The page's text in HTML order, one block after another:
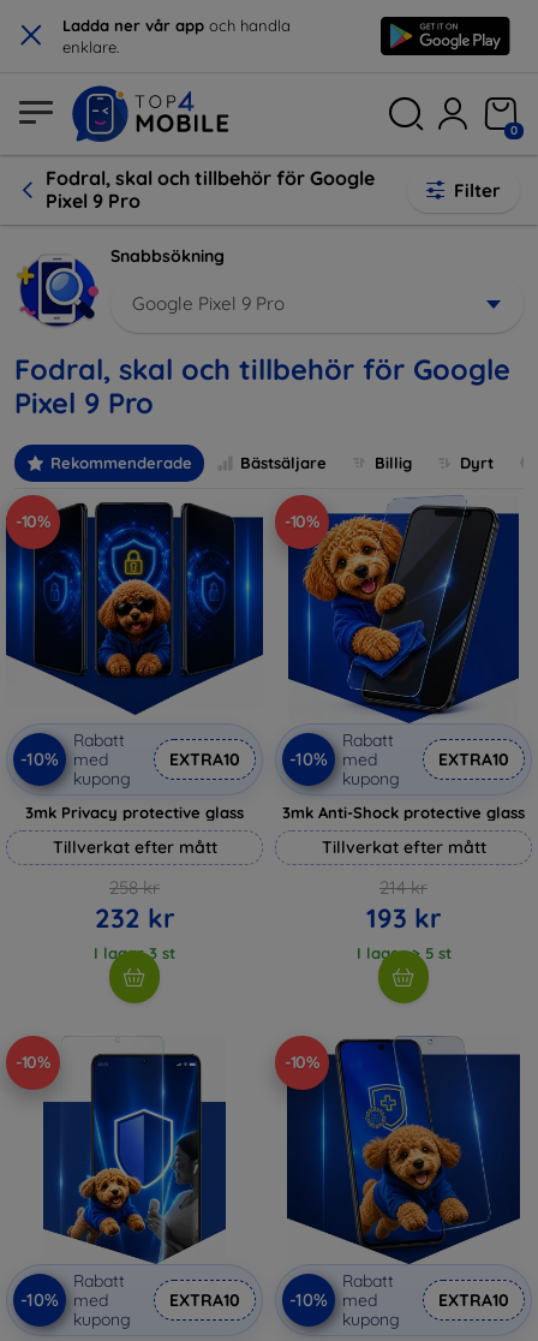
× Ladda ner vår app och handla
enklare.
0
Fodral, skal och tillbehör för Google
Pixel 9 Pro
Filter
Snabbsökning
Google Pixel 9 Pro
Fodral, skal och tillbehör för Google
Pixel 9 Pro
Rekommenderade Bästsäljare Billig Dyrt
-10%
-10%
Rabatt
med
kupong
EXTRA10
3mk Privacy protective glass
Tillverkat efter mått
258 kr
232 kr
I lager 3 st
-10%
-10%
Rabatt
med
kupong
EXTRA10
3mk Anti-Shock protective glass
Tillverkat efter mått
214 kr
193 kr
I lager > 5 st
-10%
-10%
Rabatt
med
kupong
EXTRA10
-10%
-10%
Rabatt
med
kupong
EXTRA10